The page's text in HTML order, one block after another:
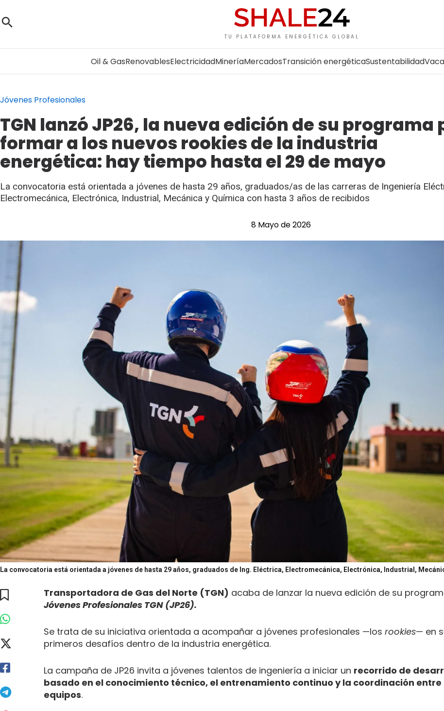
TU PLATAFORMA ENERGÉTICA GLOBAL
Oil & GasRenovablesElectricidadMineríaMercadosTransición energéticaSustentabilidad
Jóvenes Profesionales
TGN lanzó JP26, la nueva edición de su programa
formar a los nuevos rookies de la industria
energética: hay tiempo hasta el 29 de mayo
La convocatoria está orientada a jóvenes de hasta 29 años, graduados/as de las carreras de Ingeniería
Electromecánica, Electrónica, Industrial, Mecánica y Química con hasta 3 años de recibidos
8 Mayo de 2026
La convocatoria está orientada a jóvenes de hasta 29 años, graduados de Ing. Eléctrica, Electromecánica, Electrónica, Industrial,
Transportadora de Gas del Norte (TGN) acaba de lanzar la nueva edición de su
Jóvenes Profesionales TGN (JP26).
Se trata de su iniciativa orientada a acompañar a jóvenes profesionales —los rookies— en
primeros desafíos dentro de la industria energética.
La campaña de JP26 invita a jóvenes talentos de ingeniería a iniciar un recorrido de
basado en el conocimiento técnico, el entrenamiento continuo y la coordinación entre
equipos.